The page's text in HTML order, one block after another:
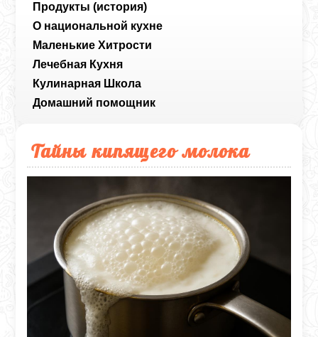
Продукты (история)
О национальной кухне
Маленькие Хитрости
Лечебная Кухня
Кулинарная Школа
Домашний помощник
Тайны кипящего молока